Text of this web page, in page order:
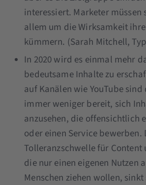
interessiert. Marketer müssen
allem um die Wirksamkeit
kümmern. (Sarah Mitchell,
In 2020 wird es einmal mehr
bedeutsame Inhalte zu
auf Kanälen wie YouTube sind
immer weniger bereit, sich
anzusehen, die offensichtlich
oder einen Service bewerben.
Tolleranzschwelle für Content
die nur einen eigenen Nutzen
Menschen ziehen wollen,